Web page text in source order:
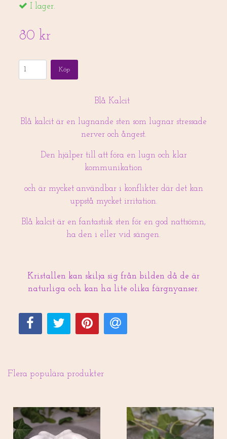
I lager.
80 kr
Köp
Blå Kalcit
Blå kalcit är en lugnande sten som lugnar stressade
nerver och ångest.
Den hjälper till att föra en lugn och klar
kommunikation
och är mycket användbar i konflikter där det kan
uppstå mycket irritation.
Blå kalcit är en fantastisk sten för en god nattsömn,
ha den i eller vid sängen.
Kristallen kan skilja sig från bilden då de är
naturliga och kan ha lite olika färgnyanser.
Flera populära produkter